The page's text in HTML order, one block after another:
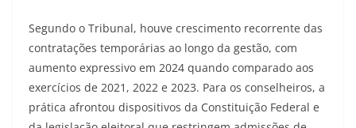
Segundo o Tribunal, houve crescimento recorrente das
contratações temporárias ao longo da gestão, com
aumento expressivo em 2024 quando comparado aos
exercícios de 2021, 2022 e 2023. Para os conselheiros, a
prática afrontou dispositivos da Constituição Federal e